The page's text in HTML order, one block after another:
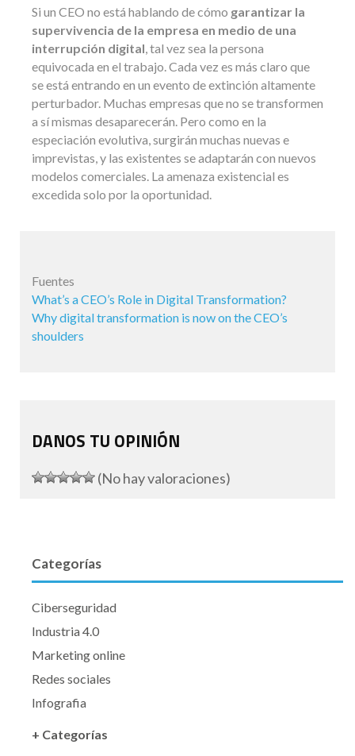
Si un CEO no está hablando de cómo garantizar la
supervivencia de la empresa en medio de una
interrupción digital, tal vez sea la persona
equivocada en el trabajo. Cada vez es más claro que
se está entrando en un evento de extinción altamente
perturbador. Muchas empresas que no se transformen
a sí mismas desaparecerán. Pero como en la
especiación evolutiva, surgirán muchas nuevas e
imprevistas, y las existentes se adaptarán con nuevos
modelos comerciales. La amenaza existencial es
excedida solo por la oportunidad.
Fuentes
What’s a CEO’s Role in Digital Transformation?
Why digital transformation is now on the CEO’s
shoulders
DANOS TU OPINIÓN
(No hay valoraciones)
Categorías
Ciberseguridad
Industria 4.0
Marketing online
Redes sociales
Infografia
+ Categorías